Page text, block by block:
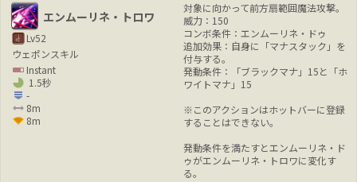
エンムーリネ・トロワ
Lv52
ウェポンスキル
Instant
1.5秒
-
8m
8m
対象に向かって前方扇範囲魔法攻撃。
威力：150
コンボ条件：エンムーリネ・ドゥ
追加効果：自身に「マナスタック」を
付与する。
発動条件：「ブラックマナ」15と「ホ
ワイトマナ」15
※このアクションはホットバーに登録
することはできない。
発動条件を満たすとエンムーリネ・ド
ゥがエンムーリネ・トロワに変化す
る。